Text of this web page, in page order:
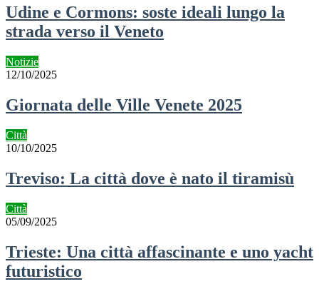
Udine e Cormons: soste ideali lungo la
strada verso il Veneto
Notizie
12/10/2025
Giornata delle Ville Venete 2025
Città
10/10/2025
Treviso: La città dove è nato il tiramisù
Città
05/09/2025
Trieste: Una città affascinante e uno yacht
futuristico